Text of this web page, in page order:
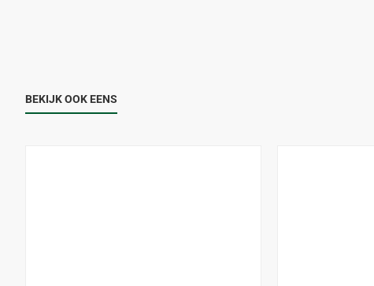
BEKIJK OOK EENS